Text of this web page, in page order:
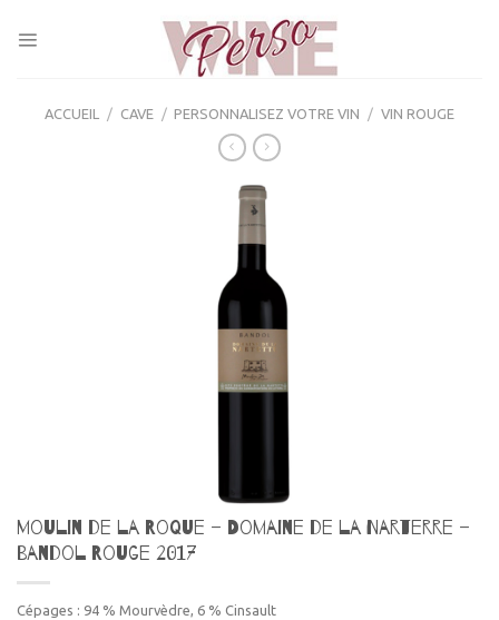
ACCUEIL / CAVE / PERSONNALISEZ VOTRE VIN / VIN ROUGE
Moulin de la Roque – Domaine de la Narterre –
Bandol Rouge 2017
Cépages : 94 % Mourvèdre, 6 % Cinsault